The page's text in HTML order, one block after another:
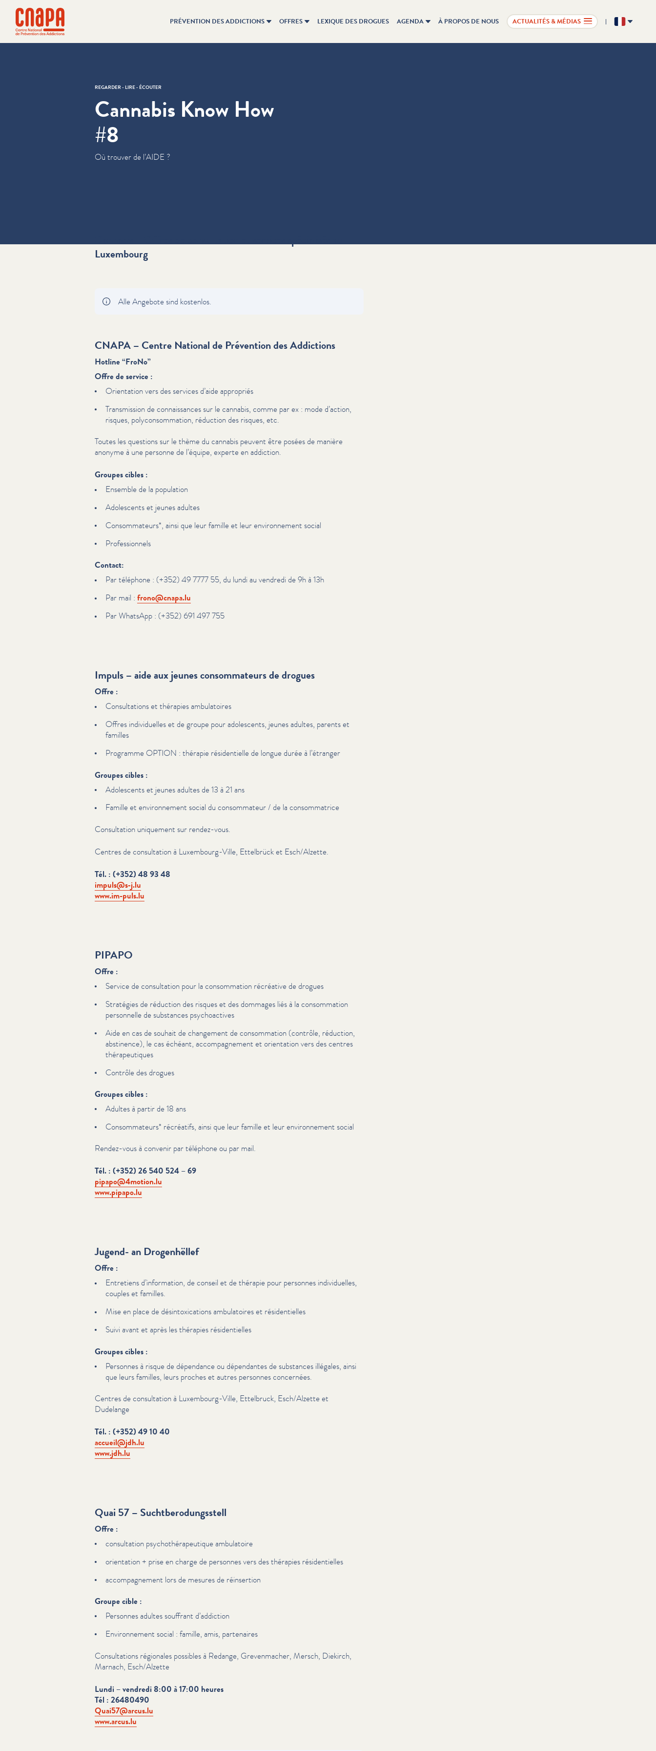
Passer directement au contenu
cnapa
PRÉVENTION DES ADDICTIONS OFFRES LEXIQUE DES DROGUES AGENDA À PROPOS DE NOUS ACTUALITÉS & MÉDIAS FR
REGARDER - LIRE - ÉCOUTER
Cannabis Know How
#8
Où trouver de l’AIDE ?
Luxembourg
Alle Angebote sind kostenlos.
CNAPA – Centre National de Prévention des Addictions
Hotline “FroNo”
Offre de service :
Orientation vers des services d’aide appropriés
Trans­mis­sion de con­nais­sances sur le cannabis, comme par ex : mode d’action,
risques, poly­con­som­ma­tion, réduction des risques, etc.
Toutes les questions sur le thème du cannabis peuvent être posées de manière
anonyme à une personne de l’équipe, experte en addiction.
Groupes cibles :
Ensemble de la population
Adolescents et jeunes adultes
Con­som­ma­teurs*, ainsi que leur famille et leur envi­ron­nement social
Pro­fes­sion­nels
Contact:
Par téléphone : (+352) 49 7777 55, du lundi au vendredi de 9h à 13h
Par mail :frono@​cnapa.​lu
Par WhatsApp : (+352) 691 497 755
Impuls – aide aux jeunes consommateurs de drogues
Offre :
Con­sul­ta­tions et thérapies ambu­la­toires
Offres indi­vidu­elles et de groupe pour adolescents, jeunes adultes, parents et
familles
Programme OPTION : thérapie rési­den­tielle de longue durée à l’étranger
Groupes cibles :
Adolescents et jeunes adultes de 13 à 21 ans
Famille et envi­ron­nement social du con­som­ma­teur / de la con­som­ma­trice
Con­sul­ta­tion uniquement sur rendez-vous.
Centres de con­sul­ta­tion à Luxembourg-Ville, Ettelbrück et Esch/​Alzette.
Tél. : (+352) 48 93 48
impuls@s‑j.lu
www​.im​-puls​.lu
PIPAPO
Offre :
Service de con­sul­ta­tion pour la con­som­ma­tion récréative de drogues
Stratégies de réduction des risques et des dommages liés à la con­som­ma­tion
personnelle de substances psy­choac­tives
Aide en cas de souhait de changement de con­som­ma­tion (contrôle, réduction,
abstinence), le cas échéant, accom­pa­g­ne­ment et orientation vers des centres
thérapeu­tiques
Contrôle des drogues
Groupes cibles :
Adultes à partir de 18 ans
Con­som­ma­teurs* récréatifs, ainsi que leur famille et leur envi­ron­nement social
Rendez-vous à convenir par téléphone ou par mail.
Tél. : (+352) 26 540 524 – 69
pipapo@​4motion.​lu
www​.pipapo​.lu
Jugend- an Drogenhëllef
Offre :
Entretiens d’information, de conseil et de thérapie pour personnes indi­vidu­elles,
couples et familles.
Mise en place de dés­in­tox­i­ca­tions ambu­la­toires et rési­den­tielles
Suivi avant et après les thérapies rési­den­tielles
Groupes cibles :
Personnes à risque de dépendance ou dépendantes de substances illégales, ainsi
que leurs familles, leurs proches et autres personnes concernées.
Centres de con­sul­ta­tion à Luxembourg-Ville, Ettelbruck, Esch/​Alzette et
Dudelange
Tél. : (+352) 49 10 40
accueil@​jdh.​lu
www​.jdh​.lu
Quai 57 – Suchtberodungsstell
Offre :
con­sul­ta­tion psy­chothérapeu­tique ambulatoire
orientation + prise en charge de personnes vers des thérapies rési­den­tielles
accom­pa­g­ne­ment lors de mesures de réinsertion
Groupe cible :
Personnes adultes souffrant d’addiction
Envi­ron­nement social : famille, amis, partenaires
Con­sul­ta­tions régionales possibles à Redange, Greven­mach­er, Mersch, Diekirch,
Marnach, Esch/​Alzette
Lundi – vendredi 8:00 à 17:00 heures
Tél : 26480490
Quai57@​arcus.​lu
www​.arcus​.lu
Panneau de gestion des cookies